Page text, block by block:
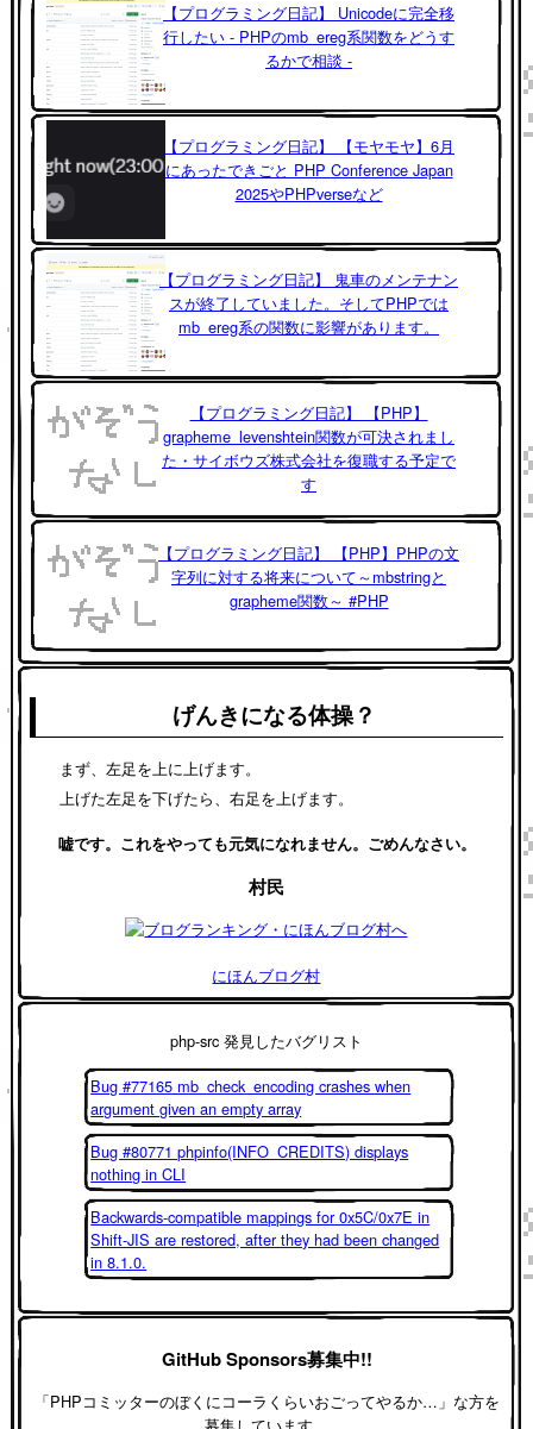
【プログラミング日記】 Unicodeに完全移
行したい - PHPのmb_ereg系関数をどうす
るかで相談 -
【プログラミング日記】 【モヤモヤ】6月
にあったできごと PHP Conference Japan
2025やPHPverseなど
【プログラミング日記】 鬼車のメンテナン
スが終了していました。そしてPHPでは
mb_ereg系の関数に影響があります。
【プログラミング日記】 【PHP】
grapheme_levenshtein関数が可決されまし
た・サイボウズ株式会社を復職する予定で
す
【プログラミング日記】 【PHP】PHPの文
字列に対する将来について～mbstringと
grapheme関数～ #PHP
げんきになる体操？
まず、左足を上に上げます。
上げた左足を下げたら、右足を上げます。
嘘です。これをやっても元気になれません。ごめんなさい。
村民
にほんブログ村
php-src 発見したバグリスト
Bug #77165 mb_check_encoding crashes when
argument given an empty array
Bug #80771 phpinfo(INFO_CREDITS) displays
nothing in CLI
Backwards-compatible mappings for 0x5C/0x7E in
Shift-JIS are restored, after they had been changed
in 8.1.0.
GitHub Sponsors募集中!!
「PHPコミッターのぼくにコーラくらいおごってやるか…」な方を